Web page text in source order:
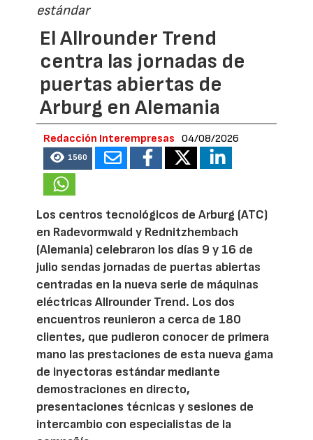
estándar
El Allrounder Trend
centra las jornadas de
puertas abiertas de
Arburg en Alemania
Redacción Interempresas 04/08/2026
1560
Los centros tecnológicos de Arburg (ATC)
en Radevormwald y Rednitzhembach
(Alemania) celebraron los días 9 y 16 de
julio sendas jornadas de puertas abiertas
centradas en la nueva serie de máquinas
eléctricas Allrounder Trend. Los dos
encuentros reunieron a cerca de 180
clientes, que pudieron conocer de primera
mano las prestaciones de esta nueva gama
de inyectoras estándar mediante
demostraciones en directo,
presentaciones técnicas y sesiones de
intercambio con especialistas de la